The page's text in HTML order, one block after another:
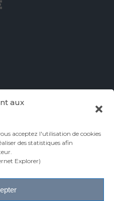
aux
acceptez l'utilisation de cookies
des statistiques afin
Explorer)